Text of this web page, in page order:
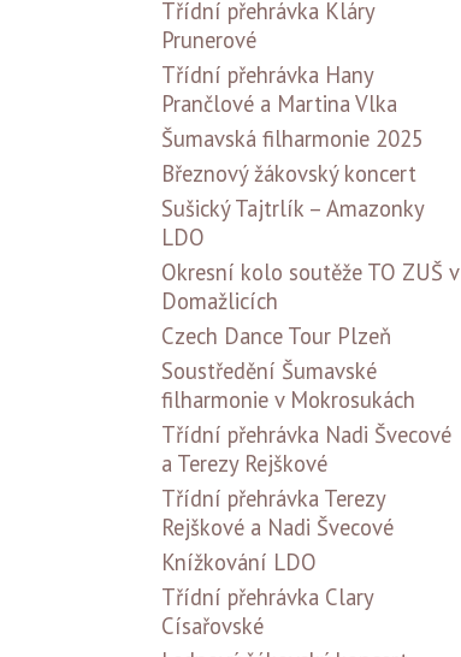
Třídní přehrávka Kláry
Prunerové
Třídní přehrávka Hany
Prančlové a Martina Vlka
Šumavská filharmonie 2025
Březnový žákovský koncert
Sušický Tajtrlík – Amazonky
LDO
Okresní kolo soutěže TO ZUŠ v
Domažlicích
Czech Dance Tour Plzeň
Soustředění Šumavské
filharmonie v Mokrosukách
Třídní přehrávka Nadi Švecové
a Terezy Rejškové
Třídní přehrávka Terezy
Rejškové a Nadi Švecové
Knížkování LDO
Třídní přehrávka Clary
Císařovské